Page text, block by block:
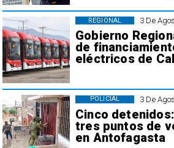
3 De
Gobierno
de
eléctricos de
REGIONAL
3 De
Cinco
tres puntos de
en Antofagasta
POLICIAL